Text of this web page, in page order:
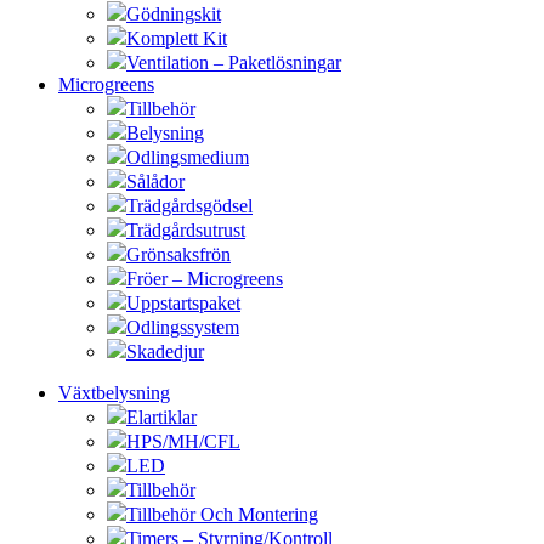
Gödningskit
Komplett Kit
Ventilation – Paketlösningar
Microgreens
Tillbehör
Belysning
Odlingsmedium
Sålådor
Trädgårdsgödsel
Trädgårdsutrust
Grönsaksfrön
Fröer – Microgreens
Uppstartspaket
Odlingssystem
Skadedjur
Växtbelysning
Elartiklar
HPS/MH/CFL
LED
Tillbehör
Tillbehör Och Montering
Timers – Styrning/Kontroll